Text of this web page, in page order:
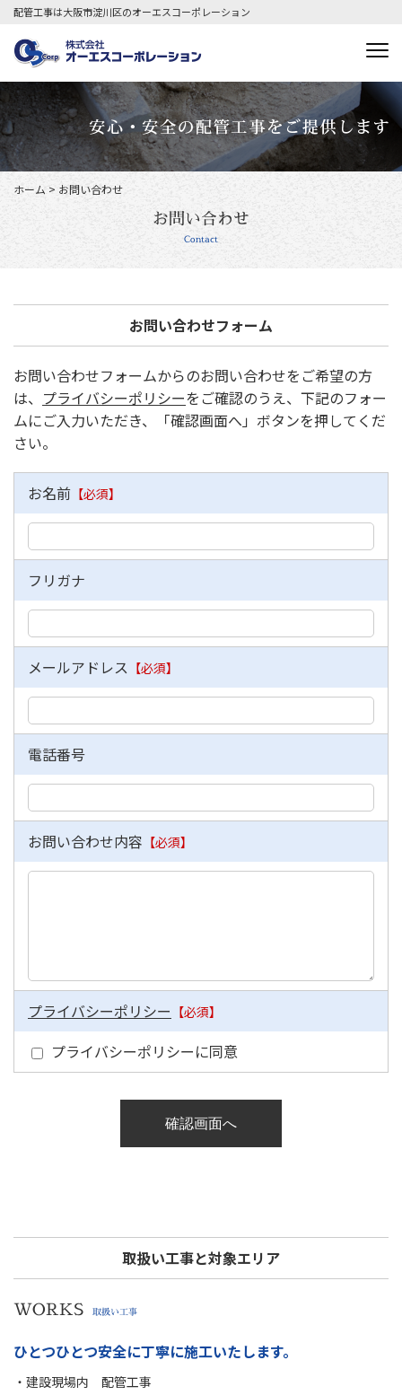
配管工事は大阪市淀川区のオーエスコーポレーション
ホーム > お問い合わせ
お問い合わせ
Contact
お問い合わせフォーム
お問い合わせフォームからのお問い合わせをご希望の方
は、 プライバシーポリシーをご確認のうえ、下記のフォー
ムにご入力いただき、「確認画面へ」ボタンを押してくだ
さい。
お名前 【必須】
フリガナ
メールアドレス 【必須】
電話番号
お問い合わせ内容 【必須】
プライバシーポリシー 【必須】
プライバシーポリシーに同意
取扱い工事と対象エリア
WORKS 取扱い工事
ひとつひとつ安全に丁寧に施工いたします。
・建設現場内 配管工事